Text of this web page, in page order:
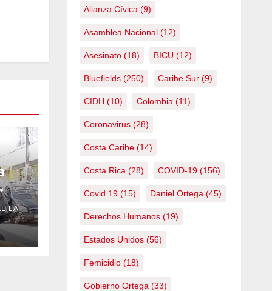
LA
Alianza Cívica (9)
Asamblea Nacional(12)
Asesinato(18) BICU (12)
Bluefields(250) Caribe Sur(9)
CIDH (10) Colombia (11)
Coronavirus(28)
Costa Caribe(14)
Costa Rica (28) COVID-19(156)
Covid 19(15) Daniel Ortega (45)
Derechos Humanos(19)
Estados Unidos(56)
Femicidio(18)
Gobierno Ortega (33)